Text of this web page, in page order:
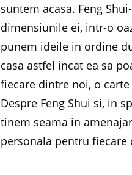
suntem acasa. Feng
dimensiunile ei, intr-o
punem ideile in ordine
casa astfel incat ea sa
fiecare dintre noi, o carte
Despre Feng Shui si, in
tinem seama in
personala pentru